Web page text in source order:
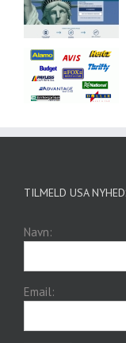
TILMELD USA
Navn:
Email: